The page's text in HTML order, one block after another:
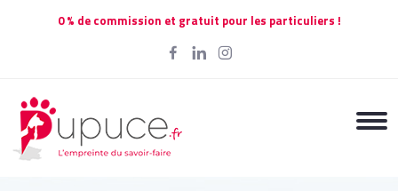
0 % de commission et gratuit pour les particuliers !